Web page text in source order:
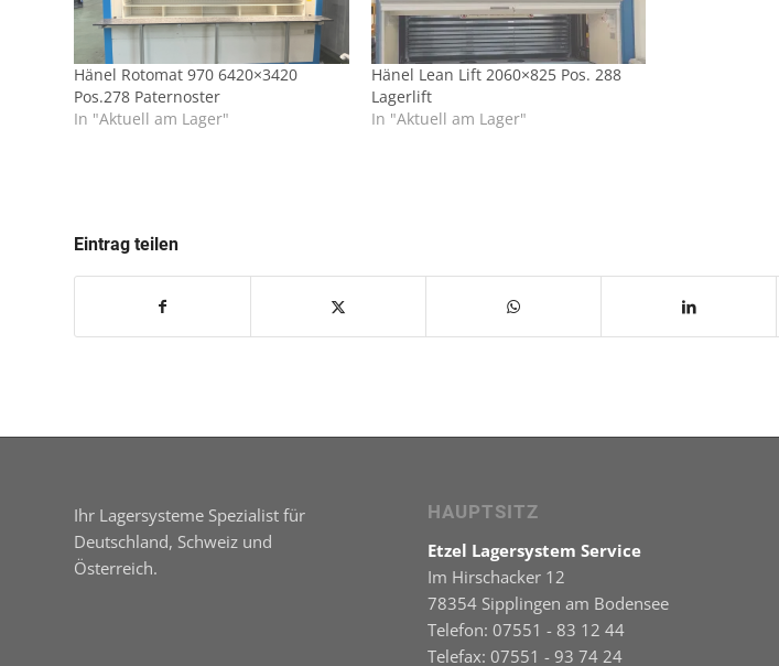
Hänel Rotomat 970 6420×3420
Pos.278 Paternoster
In "Aktuell am Lager"
Hänel Lean Lift 2060×825 Pos. 288
Lagerlift
In "Aktuell am Lager"
Eintrag teilen
Ihr Lagersysteme Spezialist für
Deutschland, Schweiz und
Österreich.
HAUPTSITZ
Etzel Lagersystem Service
Im Hirschacker 12
78354 Sipplingen am Bodensee
Telefon: 07551 - 83 12 44
Telefax: 07551 - 93 74 24